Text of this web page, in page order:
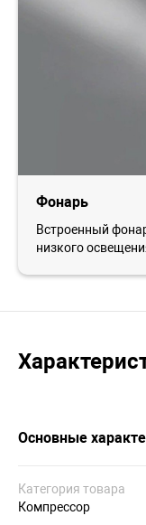
Фонарь
Встроенный
низкого
Основные
Категория товара
Компрессор